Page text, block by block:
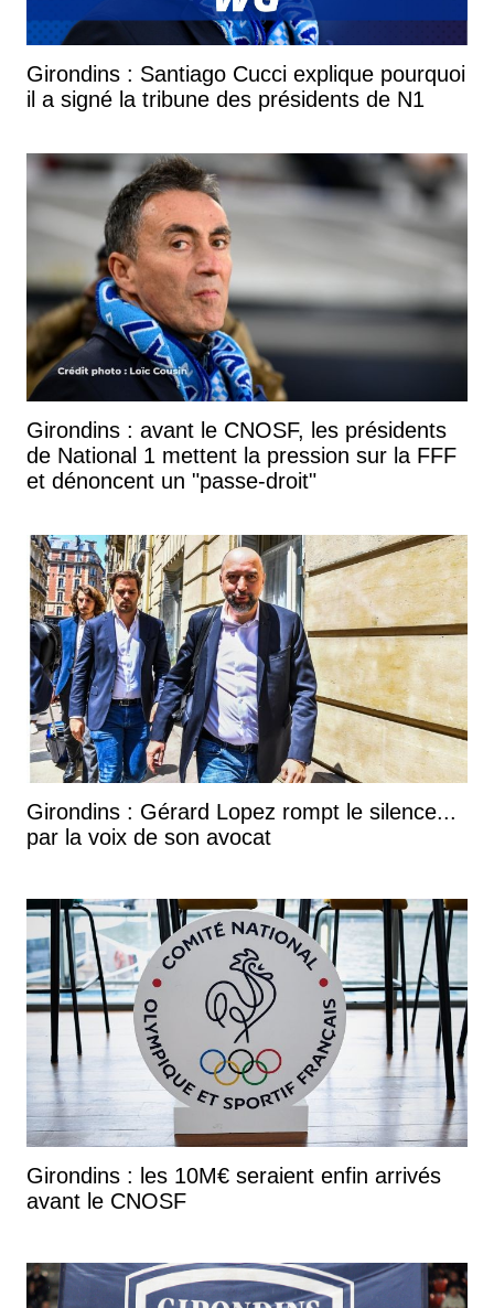
Girondins : Santiago Cucci explique pourquoi
il a signé la tribune des présidents de N1
Girondins : avant le CNOSF, les présidents
de National 1 mettent la pression sur la FFF
et dénoncent un "passe-droit"
Girondins : Gérard Lopez rompt le silence...
par la voix de son avocat
Girondins : les 10M€ seraient enfin arrivés
avant le CNOSF